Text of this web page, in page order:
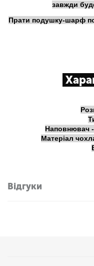
завжди
Прати подушку-шарф
Наповнювач -
Матеріал
Відгуки